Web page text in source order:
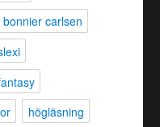
bonnier carlsen
högläsning